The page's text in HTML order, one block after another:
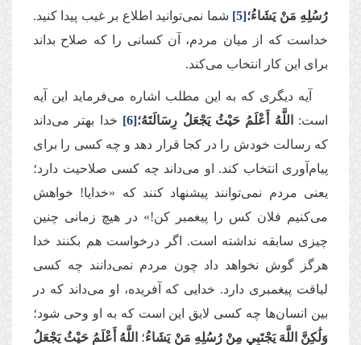
رُسُلِهِ مَنْ يَشَاءُ؛[5] شما نمی‌توانید اطلاع بر غیب پیدا کنید.
خداست که از میان مردم، آن کسانی را که صلاح بداند
برای این کار انتخاب می‌کند.
آیه دیگری که به این مطلب اشاره می‌فرماید این آیه
است:
اللَّهُ أَعْلَمُ حَيْثُ يَجْعَلُ رِسَالَتَهُ؛[6] خدا بهتر می‌داند
که رسالت خودش را در کجا قرار دهد و چه کسی را برای
پیام‌آوری انتخاب کند. او می‌داند چه کسی صلاحیت دارد؛
یعنی مردم نمی‌توانند پیشنهاد کنند که «خدایا! خواهش
می‌کنیم فلان کس را پیغمبر کن!» در هیچ زمانی چنین
چیزی سابقه نداشته است. اگر درخواست هم بکنند خدا
هرگز گوش نخواهد داد چون مردم نمی‌دانند چه کسی
لیاقت پیغمبری دارد. خدایی که آفریده، او می‌داند که در
بین انسان‌ها چه کسی لایق این است که به او وحی شود؛
وَلَٰكِنَّ اللَّهَ يَجْتَبِي مِنْ رُسُلِهِ مَنْ يَشَاءُ؛ اللَّهُ أَعْلَمُ حَيْثُ يَجْعَلُ